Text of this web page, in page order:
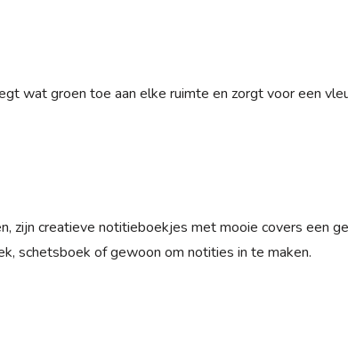
wat groen toe aan elke ruimte en zorgt voor een
zijn creatieve notitieboekjes met mooie covers een
schetsboek of gewoon om notities in te maken.